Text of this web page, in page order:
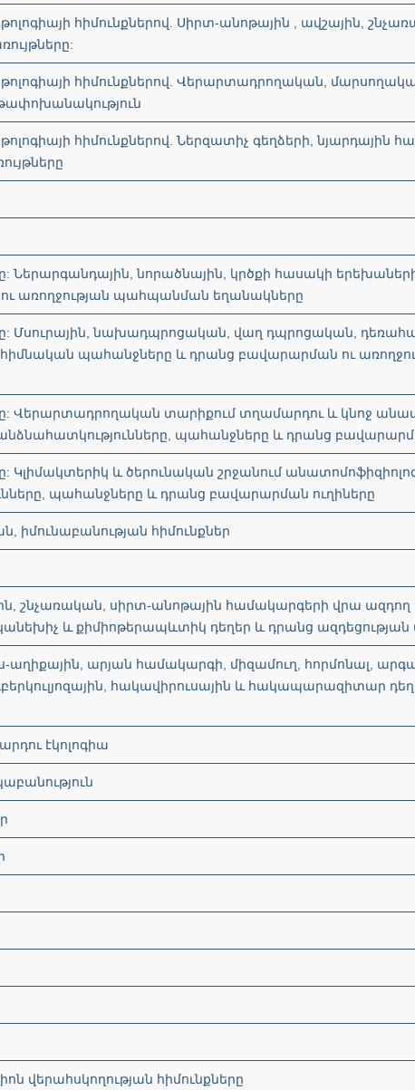
հիմունքներով. Սիրտ-անոթային , ավշային,
հիմունքներով. Վերարտադրողական,
հիմունքներով. Ներզատիչ գեղձերի, նյարդային
Ներարգանդային, նորածնային, կրծքի հասակի
առողջության պահպանման եղանակները
Մսուրային, նախադպրոցական, վաղ դպրոցական,
հիմնական պահանջները և դրանց բավարարման ու
Վերարտադրողական տարիքում տղամարդու և կնոջ
պահանջները և դրանց
Կլիմակտերիկ և ծերունական շրջանում
պահանջները և դրանց բավարարման ուղիները
իմունաբանության հիմունքներ
շնչառական, սիրտ-անոթային համակարգերի վրա ազդող
և քիմիոթերապևտիկ դեղեր և դրանց ազդեցության
արյան համակարգի, միզամուղ, հորմոնալ,
հակավիրուսային և հակապարազիտար
էկոլոգիա
վերահսկողության հիմունքները